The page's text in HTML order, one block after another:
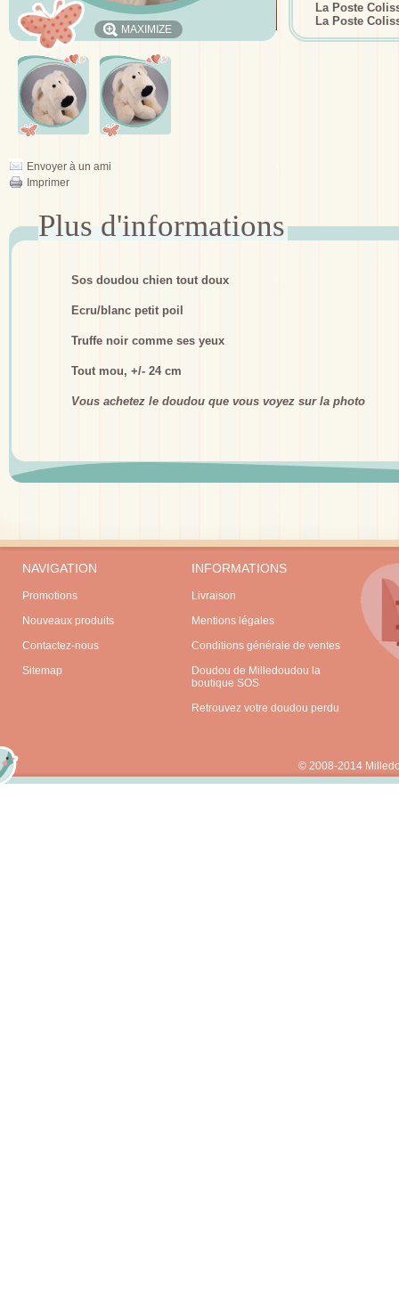
MAXIMIZE
Envoyer à un ami
Imprimer
La Poste
La Poste
Sos doudou chien tout doux
Ecru/blanc petit poil
Truffe noir comme ses yeux
Tout mou, +/- 24 cm
Vous achetez le doudou que vous voyez sur la photo
NAVIGATION
Promotions
Nouveaux produits
Contactez-nous
Sitemap
INFORMATIONS
Livraison
Mentions légales
Conditions générale de ventes
Doudou de Milledoudou la
boutique SOS
Retrouvez votre doudou perdu
© 2008-2014